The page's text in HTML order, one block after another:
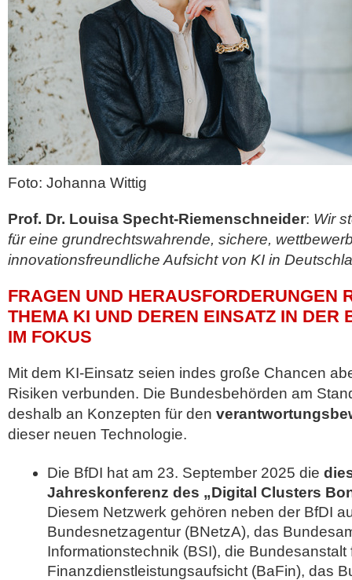
Foto: Johanna Wittig
Prof. Dr. Louisa Specht-Riemenschneider: Wir
für eine grundrechtswahrende, sichere,
innovationsfreundliche Aufsicht von KI in
FRAGEN UND HERAUSFORDERUNGEN
THEMA KI UND DEREN EINSATZ IN DER
IM FOKUS
Mit dem KI-Einsatz seien indes große Chancen
Risiken verbunden. Die Bundesbehörden am
deshalb an Konzepten für den
dieser neuen Technologie.
Die BfDI hat am 23. September 2025 die
Jahreskonferenz des „Digital Clusters
Diesem Netzwerk gehören neben der BfDI
Bundesnetzagentur (BNetzA), das
Informationstechnik (BSI), die Bundesanstalt
Finanzdienstleistungsaufsicht (BaFin), das